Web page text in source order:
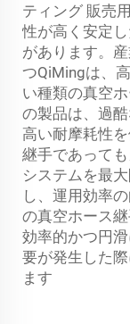
ティング 販売
性が高く安定
があります。
つQiMingは、
い種類の真空
の製品は、過
高い耐摩耗性
継手であって
システムを最
し、運用効率
の真空ホース
効率的かつ円
要が発生した
ます